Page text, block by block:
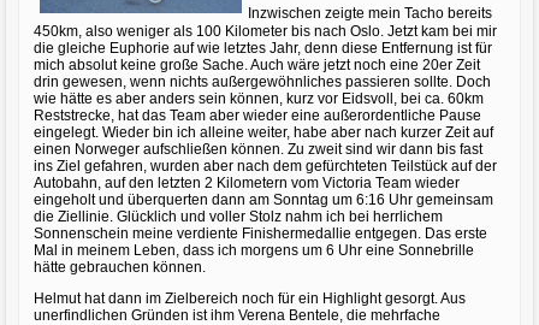
Inzwischen zeigte mein Tacho bereits
450km, also weniger als 100 Kilometer bis nach Oslo. Jetzt kam bei mir
die gleiche Euphorie auf wie letztes Jahr, denn diese Entfernung ist für
mich absolut keine große Sache. Auch wäre jetzt noch eine 20er Zeit
drin gewesen, wenn nichts außergewöhnliches passieren sollte. Doch
wie hätte es aber anders sein können, kurz vor Eidsvoll, bei ca. 60km
Reststrecke, hat das Team aber wieder eine außerordentliche Pause
eingelegt. Wieder bin ich alleine weiter, habe aber nach kurzer Zeit auf
einen Norweger aufschließen können. Zu zweit sind wir dann bis fast
ins Ziel gefahren, wurden aber nach dem gefürchteten Teilstück auf der
Autobahn, auf den letzten 2 Kilometern vom Victoria Team wieder
eingeholt und überquerten dann am Sonntag um 6:16 Uhr gemeinsam
die Ziellinie. Glücklich und voller Stolz nahm ich bei herrlichem
Sonnenschein meine verdiente Finishermedallie entgegen. Das erste
Mal in meinem Leben, dass ich morgens um 6 Uhr eine Sonnebrille
hätte gebrauchen können.
Helmut hat dann im Zielbereich noch für ein Highlight gesorgt. Aus
unerfindlichen Gründen ist ihm Verena Bentele, die mehrfache